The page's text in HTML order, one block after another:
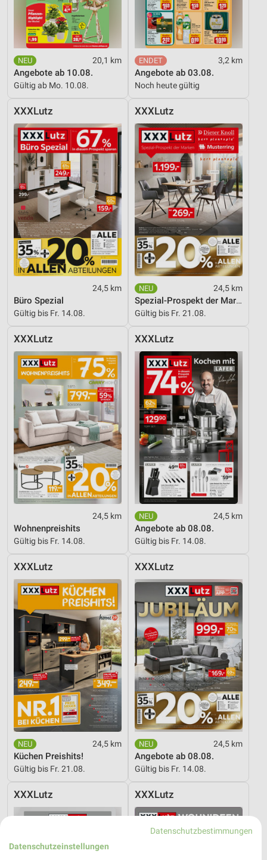
20,1 km
Angebote ab 10.08.
Gültig ab Mo. 10.08.
3,2 km
Angebote ab 03.08.
Noch heute gültig
XXXLutz
24,5 km
Büro Spezial
Gültig bis Fr. 14.08.
XXXLutz
24,5 km
Spezial-Prospekt der Marken
Gültig bis Fr. 21.08.
XXXLutz
24,5 km
Wohnenpreishits
Gültig bis Fr. 14.08.
XXXLutz
24,5 km
Angebote ab 08.08.
Gültig bis Fr. 14.08.
XXXLutz
24,5 km
Küchen Preishits!
Gültig bis Fr. 21.08.
XXXLutz
24,5 km
Angebote ab 08.08.
Gültig bis Fr. 14.08.
XXXLutz XXXLutz
Datenschutzbestimmungen
Datenschutzeinstellungen